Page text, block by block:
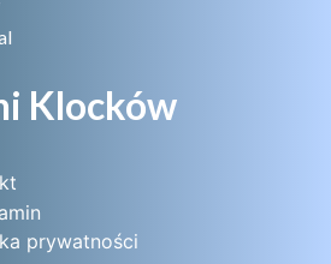
Klocków
prywatności